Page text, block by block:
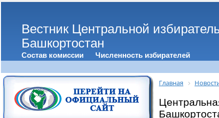
Вестник Центральной
Башкортостан
Состав комиссии Численность избирателей
Главная